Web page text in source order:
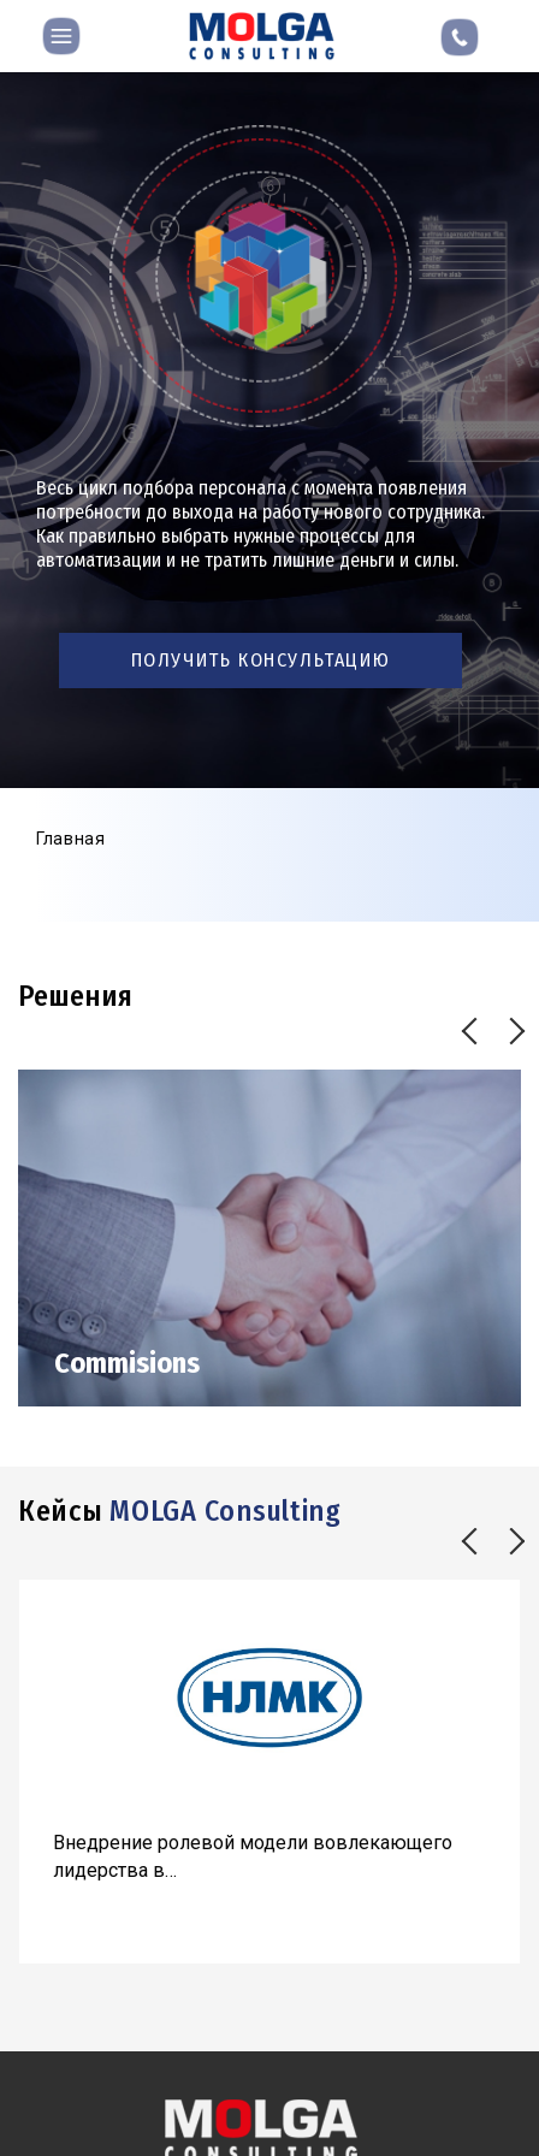
Весь цикл подбора персонала с момента появления
потребности до выхода на работу нового сотрудника.
Как правильно выбрать нужные процессы для
автоматизации и не тратить лишние деньги и силы.
ПОЛУЧИТЬ КОНСУЛЬТАЦИЮ
Главная
Решения
Commisions
КейсыMOLGA Consulting
Внедрение ролевой модели вовлекающего
лидерства в…